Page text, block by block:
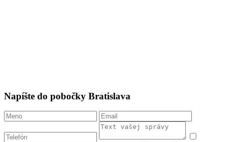
Napíšte do pobočky Bratislava